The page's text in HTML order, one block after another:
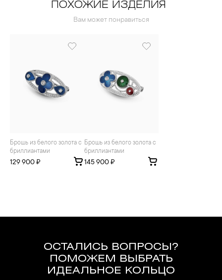
ПОХОЖИЕ ИЗДЕЛИЯ
Вам может понравиться
Брошь из белого золота с
бриллиантами
129 900 ₽
Брошь из белого золота с
бриллиантами
145 900 ₽
ОСТАЛИСЬ ВОПРОСЫ?
ПОМОЖЕМ ВЫБРАТЬ
ИДЕАЛЬНОЕ КОЛЬЦО